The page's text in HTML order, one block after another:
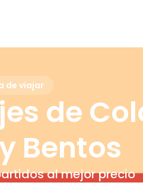
de viajar
de
Bentos
al mejor precio